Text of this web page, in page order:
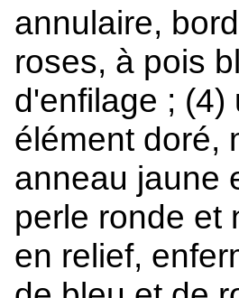
annulaire,
roses, à pois
d'enfilage ; (4)
élément doré,
anneau jaune
perle ronde et
en relief,